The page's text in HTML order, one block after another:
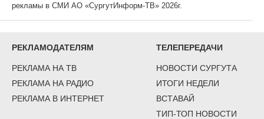
рекламы в СМИ АО «СургутИнформ-ТВ» 2026г.
РЕКЛАМОДАТЕЛЯМ
РЕКЛАМА НА ТВ
РЕКЛАМА НА РАДИО
РЕКЛАМА В ИНТЕРНЕТ
ТЕЛЕПЕРЕДАЧИ
НОВОСТИ СУРГУТА
ИТОГИ НЕДЕЛИ
ВСТАВАЙ
ТИП-ТОП НОВОСТИ